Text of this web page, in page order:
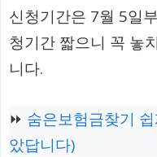
신청기간은 7월 5일
청기간 짧으니 꼭 놓
니다.
⏩ 숨은보험금찾기
았답니다)